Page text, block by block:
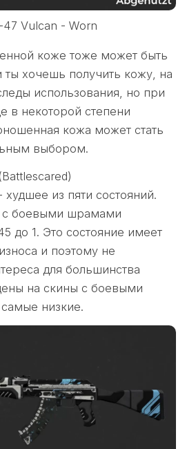
47 Vulcan - Worn
коже тоже может быть
хочешь получить кожу, на
использования, но при
в некоторой степени
кожа может стать
выбором.
из пяти состояний.
с боевыми шрамами
до 1. Это состояние имеет
и поэтому не
для большинства
на скины с боевыми
низкие.